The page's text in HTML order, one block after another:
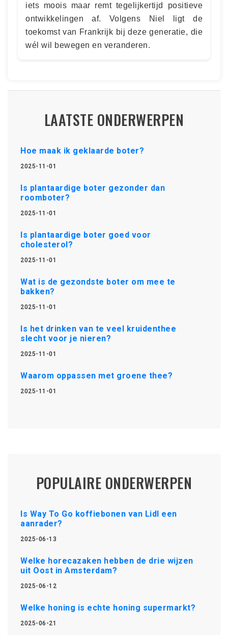
iets moois maar remt tegelijkertijd positieve
ontwikkelingen af. Volgens Niel ligt de
toekomst van Frankrijk bij deze generatie, die
wél wil bewegen en veranderen.
LAATSTE ONDERWERPEN
Hoe maak ik geklaarde boter?
2025-11-01
Is plantaardige boter gezonder dan
roomboter?
2025-11-01
Is plantaardige boter goed voor
cholesterol?
2025-11-01
Wat is de gezondste boter om mee te
bakken?
2025-11-01
Is het drinken van te veel kruidenthee
slecht voor je nieren?
2025-11-01
Waarom oppassen met groene thee?
2025-11-01
POPULAIRE ONDERWERPEN
Is Way To Go koffiebonen van Lidl een
aanrader?
2025-06-13
Welke horecazaken hebben de drie wijzen
uit Oost in Amsterdam?
2025-06-12
Welke honing is echte honing supermarkt?
2025-06-21